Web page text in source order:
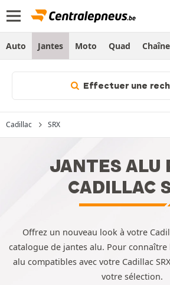
Auto Jantes Moto Quad
Effectuer une
Cadillac SRX
JANTES ALU
CADILLAC
Offrez un nouveau look à votre
catalogue de jantes alu. Pour connaître
alu compatibles avec votre Cadillac
votre sélection.